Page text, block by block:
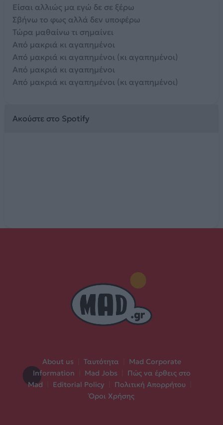
Είσαι αλλιώς μα εγώ δε σε ξέρω
Σβήνω το φως αλλά δεν υποφέρω
Τώρα μαθαίνω τι σημαίνει
Από μακριά κι αγαπημένοι
Από μακριά κι αγαπημένοι (κι αγαπημένοι)
Από μακριά κι αγαπημένοι
Από μακριά κι αγαπημένοι (κι αγαπημένοι)
Ακούστε στο Spotify
About us Ταυτότητα
Mad Corporate
Information
Mad Jobs
Πώς να έρθεις στο
Mad
Editorial Policy Πολιτική Απορρήτου
Όροι Χρήσης